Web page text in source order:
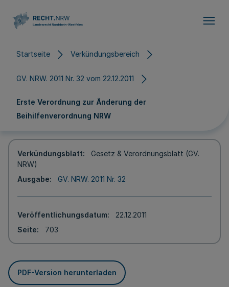
Startseite Verkündungsbereich
GV. NRW. 2011 Nr. 32 vom 22.12.2011
Erste Verordnung zur Änderung der
Beihilfenverordnung NRW
Verkündungsblatt
Gesetz & Verordnungsblatt (GV.
NRW)
Ausgabe
GV. NRW. 2011 Nr. 32
Veröffentlichungsdatum
22.12.2011
Seite
703
PDF-Version herunterladen